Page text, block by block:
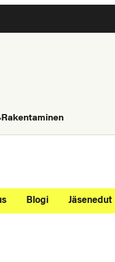
Rakentaminen
Blogi Jäsenedut